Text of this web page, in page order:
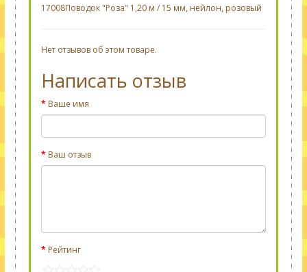
17008Поводок "Роза" 1,20 м / 15 мм, нейлон, розовый
Нет отзывов об этом товаре.
Написать отзыв
Ваше имя
Ваш отзыв
Рейтинг